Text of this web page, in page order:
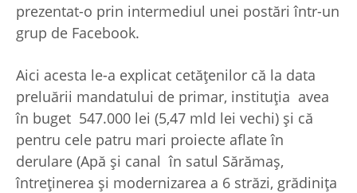
prezentat-o prin intermediul unei postări într-un
grup de Facebook.
Aici acesta le-a explicat cetățenilor că la data
preluării mandatului de primar, instituția avea
în buget 547.000 lei (5,47 mld lei vechi) și că
pentru cele patru mari proiecte aflate în
derulare (Apă și canal în satul Sărămaș,
întreținerea și modernizarea a 6 străzi, grădinița